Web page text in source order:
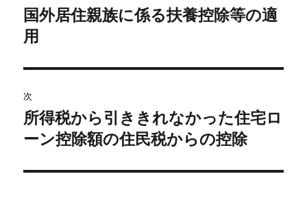
k
稿
ナ
ビ
ゲ
ー
前
の
稿:
国外居住親族に係る扶養控除等の適
用
次
次
の
稿:
所得税から引ききれなかった住宅ロ
ーン控除額の住民税からの控除